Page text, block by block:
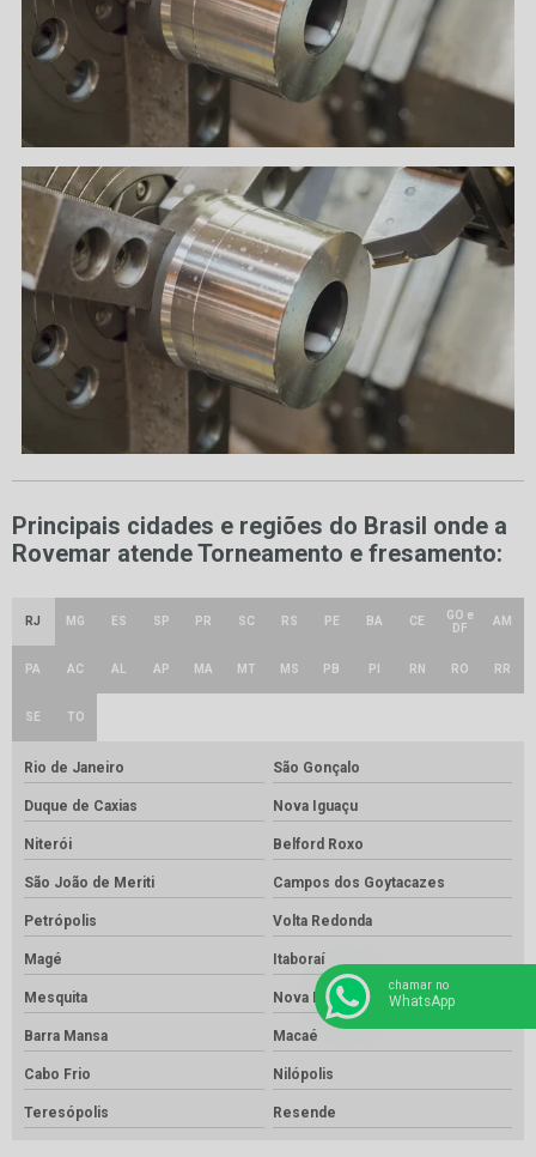
Principais cidades e regiões do Brasil onde a
Rovemar atende Torneamento e fresamento:
RJ MG ES SP PR SC RS PE BA CE
GO e
DF
AM
PA AC AL AP MA MT MS PB PI RN RO RR
SE TO
Rio de Janeiro São Gonçalo
Duque de Caxias Nova Iguaçu
Niterói Belford Roxo
São João de Meriti Campos dos Goytacazes
Petrópolis Volta Redonda
Magé Itaboraí
Mesquita Nova Friburgo
Barra Mansa Macaé
Cabo Frio Nilópolis
Teresópolis Resende
chamar no
WhatsApp